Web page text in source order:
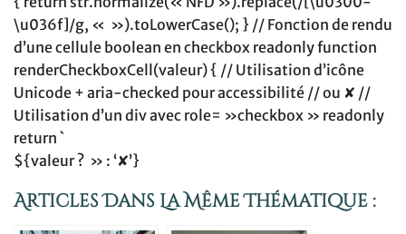
\u036f]/g, « »).toLowerCase(); } // Fonction de rendu
d’une cellule boolean en checkbox readonly function
renderCheckboxCell(valeur) { // Utilisation d’icône
Unicode + aria-checked pour accessibilité // ou ✘ //
Utilisation d’un div avec role= »checkbox » readonly
return `
${valeur ? » : ‘✘’}
Articles Dans La Même Thématique :